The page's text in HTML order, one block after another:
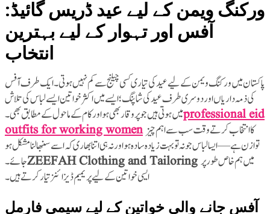
ورکنگ ویمن کے لیے عید ڈریس گائیڈ:
آفس اور تہوار کے لیے بہترین
انتخاب
پاکستان میں ورکنگ ویمن کے لیے عید کی تیاری کسی چیلنج سے کم نہیں ہوتی۔ ایک طرف آفس
کی ذمہ داریاں اور دوسری طرف عید کی شاپنگ؛ ایسے میں اکثر خواتین ایسے لباس کی تلاش
professional eid
outfits for working womenکا انتخاب کرتے وقت سب سے اہم چیز
توازن ہے—ایسا لباس جو نہ تو بہت زیادہ سادہ ہو اور نہ ہی اتنا بھاری کہ اسے سنبھالنا مشکل ہو
ZEEFAH Clothing and Tailoring
ایسی خواتین کے لیے پریمیم ڈیزائنز تیار کرتے ہیں۔
آفس جانے والی خواتین کے لیے سیمی فارمل